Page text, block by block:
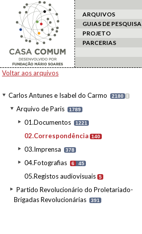
ARQUIVOS
GUIAS DE PESQUISA
PROJETO
PARCERIAS
Voltar aos arquivos
Carlos Antunes e Isabel do Carmo 2180 I
Arquivo de Paris 1789
01.Documentos 1221
02.Correspondência 140
03.Imprensa 378
04.Fotografias 6 45
05.Registos audiovisuais 5
Partido Revolucionário do Proletariado-
Brigadas Revolucionárias
391